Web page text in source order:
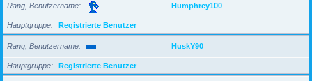
Rang, Benutzername Humphrey100
Hauptgruppe Registrierte Benutzer
Rang, Benutzername HuskY90
Hauptgruppe Registrierte Benutzer